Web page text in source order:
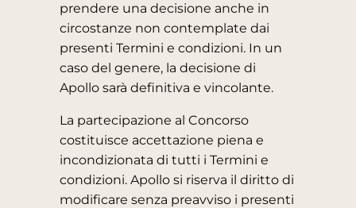
prendere una decisione anche in
circostanze non contemplate dai
presenti Termini e condizioni. In un
caso del genere, la decisione di
Apollo sarà definitiva e vincolante.
La partecipazione al Concorso
costituisce accettazione piena e
incondizionata di tutti i Termini e
condizioni. Apollo si riserva il diritto di
modificare senza preavviso i presenti